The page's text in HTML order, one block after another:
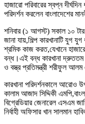
হাজারো পরিবারের স্বপ্ন
পরিদর্শন করলেন বাংলাদেশের
শনিবার (১ আগস্ট) সকাল ১০
জানা যায়,শিল্প কারখানাটি যুগ
শ্রমিক কাজ করত,যেখানে
বন্ধ।এই বন্ধ কারখানা দ্রুততম
ও বস্ত্র প্রতিমন্ত্রী শরীফুল আলম
কারখানা পরিদর্শনকালে আরোও
কালাম আজাদ সিদ্দিকী
বিগ্রেডিয়ার জেনারেল এসএম
নির্বাহী অফিসার খান সালমান